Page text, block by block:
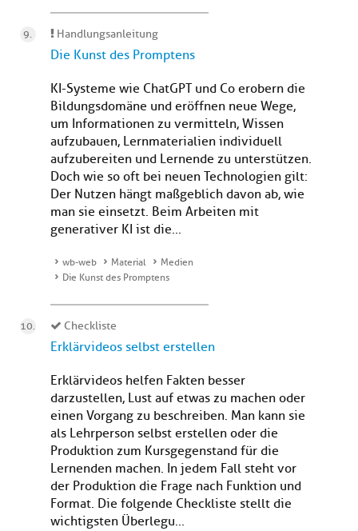
Handlungsanleitung
Die Kunst des Promptens
KI-Systeme wie ChatGPT und Co erobern die
Bildungsdomäne und eröffnen neue Wege,
um Informationen zu vermitteln, Wissen
aufzubauen, Lernmaterialien individuell
aufzubereiten und Lernende zu unterstützen.
Doch wie so oft bei neuen Technologien gilt:
Der Nutzen hängt maßgeblich davon ab, wie
man sie einsetzt. Beim Arbeiten mit
generativer KI ist die...
wb-web Material
Medien
Die Kunst des Promptens
Checkliste
Erklärvideos selbst erstellen
Erklärvideos helfen Fakten besser
darzustellen, Lust auf etwas zu machen oder
einen Vorgang zu beschreiben. Man kann sie
als Lehrperson selbst erstellen oder die
Produktion zum Kursgegenstand für die
Lernenden machen. In jedem Fall steht vor
der Produktion die Frage nach Funktion und
Format. Die folgende Checkliste stellt die
wichtigsten Überlegu...